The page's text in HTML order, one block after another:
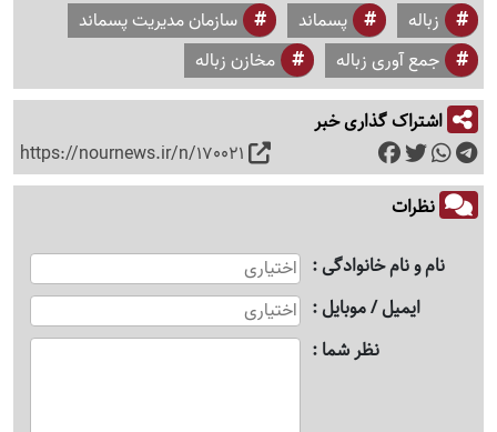
زباله پسماند
سازمان مدیریت پسماند
جمع آوری زباله
مخازن زباله
اشتراک گذاری خبر
https://nournews.ir/n/170021
نظرات
نام و نام خانوادگی
ایمیل / موبایل
نظر شما